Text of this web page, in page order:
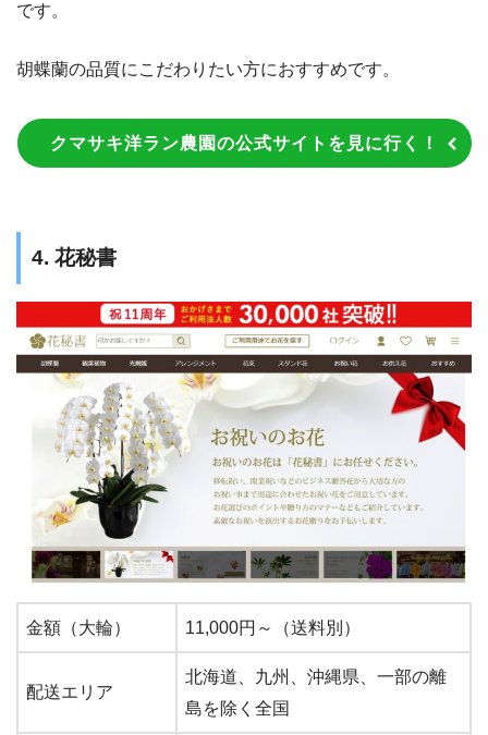
です。
胡蝶蘭の品質にこだわりたい方におすすめです。
クマサキ洋ラン農園の公式サイトを見に行く！
4. 花秘書
金額（大輪） 11,000円～（送料別）
配送エリア
北海道、九州、沖縄県、一部の離
島を除く全国